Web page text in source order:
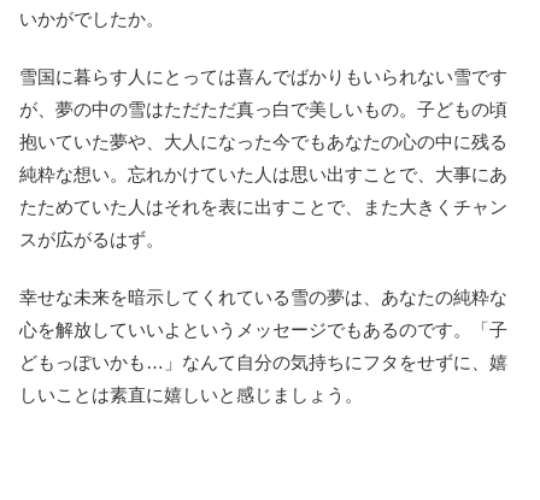
いかがでしたか。
雪国に暮らす人にとっては喜んでばかりもいられない雪です
が、夢の中の雪はただただ真っ白で美しいもの。子どもの頃
抱いていた夢や、大人になった今でもあなたの心の中に残る
純粋な想い。忘れかけていた人は思い出すことで、大事にあ
たためていた人はそれを表に出すことで、また大きくチャン
スが広がるはず。
幸せな未来を暗示してくれている雪の夢は、あなたの純粋な
心を解放していいよというメッセージでもあるのです。「子
どもっぽいかも…」なんて自分の気持ちにフタをせずに、嬉
しいことは素直に嬉しいと感じましょう。